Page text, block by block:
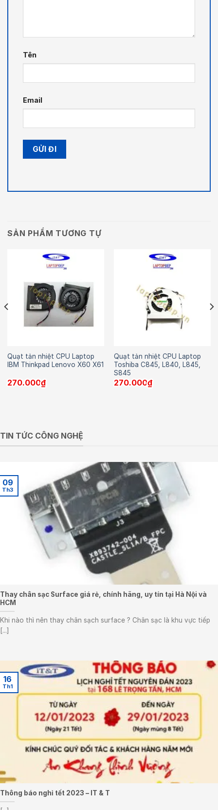
Tên
Email
SẢN PHẨM TƯƠNG TỰ
Quạt tản nhiệt CPU Laptop
IBM Thinkpad Lenovo X60 X61
270.000₫
Quạt tản nhiệt CPU Laptop
Toshiba C845, L840, L845,
S845
270.000₫
TIN TỨC CÔNG NGHỆ
Thay chân sạc Surface giá rẻ, chính hãng, uy tín tại Hà Nội và
HCM
Khi nào thì nên thay chân sạch surface ? Chân sạc là khu vực tiếp
[...]
09
Th3
Thông báo nghỉ tết 2023 – IT & T
16
Th1